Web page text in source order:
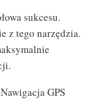
sukcesu.
z tego narzędzia.
GPS